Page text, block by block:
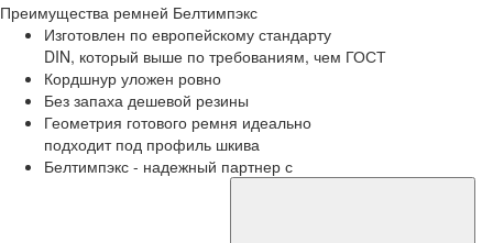
Преимущества ремней Белтимпэкс
Изготовлен по европейскому стандарту
DIN, который выше по требованиям, чем ГОСТ
Кордшнур уложен ровно
Без запаха дешевой резины
Геометрия готового ремня идеально
подходит под профиль шкива
Белтимпэкс - надежный партнер с